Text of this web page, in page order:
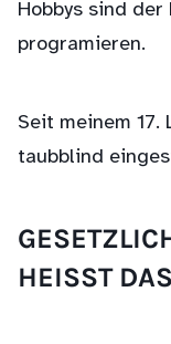
Hobbys sind
programieren.
Seit meinem
taubblind
HEISST DAS?